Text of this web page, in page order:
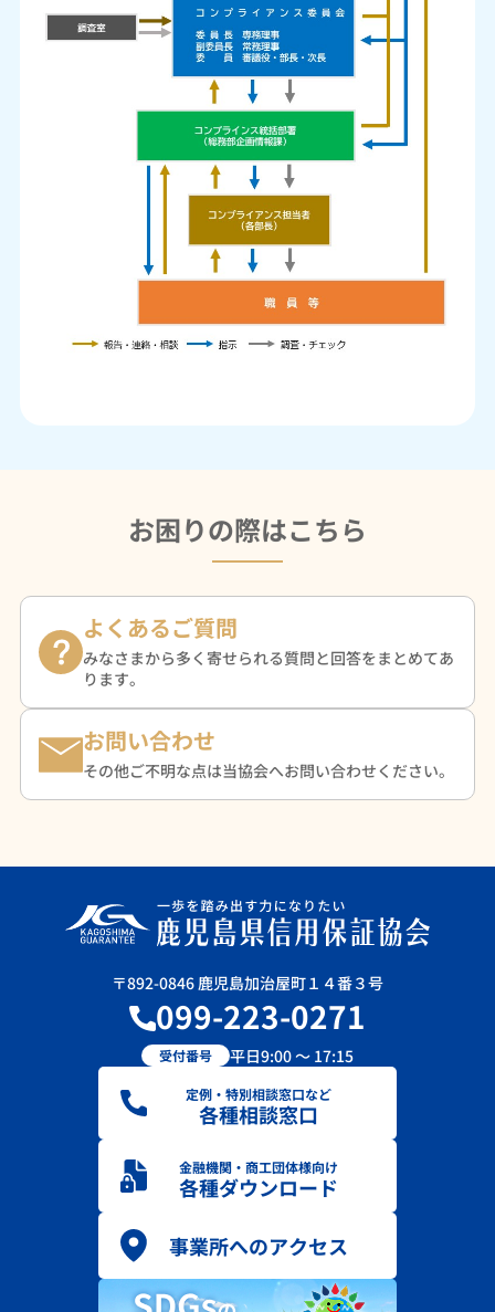
お困りの際はこちら
よくあるご質問
みなさまから多く寄せられる質問と回答をまとめてあ
ります。
お問い合わせ
その他ご不明な点は当協会へお問い合わせください。
〒892-0846 鹿児島加治屋町１４番３号
099-223-0271
受付番号 平日9:00 ～ 17:15
定例・特別相談窓口など
各種相談窓口
金融機関・商工団体様向け
各種ダウンロード
事業所へのアクセス